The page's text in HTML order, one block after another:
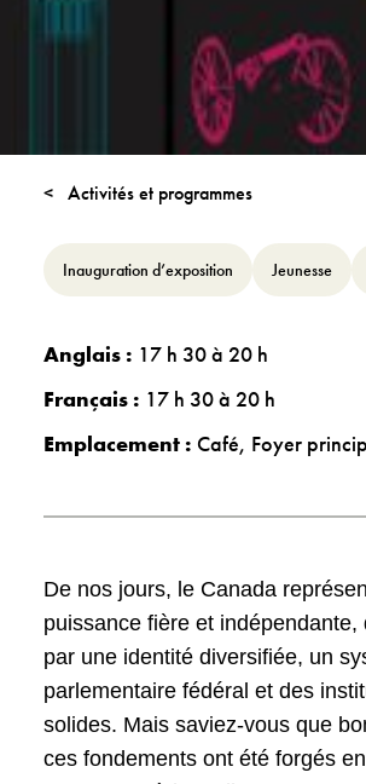
Activités et programmes
Inauguration d’exposition Jeunesse
Anglais : 17 h 30 à 20 h
Français : 17 h 30 à 20 h
Emplacement : Café, Foyer
De nos jours, le Canada
puissance fière et indépendante,
par une identité diversifiée, un
parlementaire fédéral et des
solides. Mais saviez-vous que
ces fondements ont été forgés